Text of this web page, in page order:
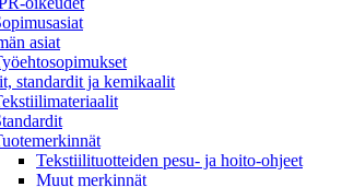
asiat
standardit ja kemikaalit
Tekstiilituotteiden pesu- ja hoito-ohjeet
Muut merkinnät